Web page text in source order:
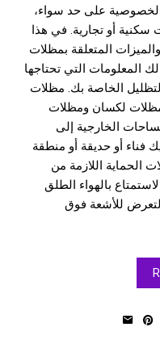
والخصوصية على حد سواء،
سكنية أو تجارية. في هذا
المتعلقة بمظلات
المعلومات التي تحتاجها
الخاصة بك. مظلات
لكسان ومظلات
الخارجية إلى
فناء أو حديقة أو منطقة
الحماية اللازمة من
بالهواء الطلق
للأشعة فوق